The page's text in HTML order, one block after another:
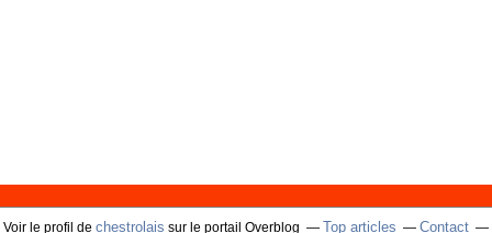
Voir le profil de chestrolais sur le portail Overblog Top articles Contact